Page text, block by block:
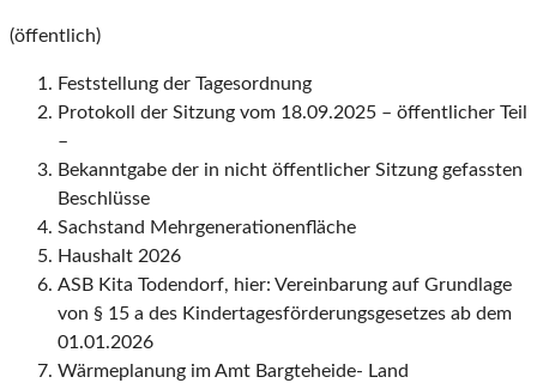
(öffentlich)
Feststellung der Tagesordnung
Protokoll der Sitzung vom 18.09.2025 – öffentlicher Teil
–
Bekanntgabe der in nicht öffentlicher Sitzung gefassten
Beschlüsse
Sachstand Mehrgenerationenfläche
Haushalt 2026
ASB Kita Todendorf, hier: Vereinbarung auf Grundlage
von § 15 a des Kindertagesförderungsgesetzes ab dem
01.01.2026
Wärmeplanung im Amt Bargteheide- Land